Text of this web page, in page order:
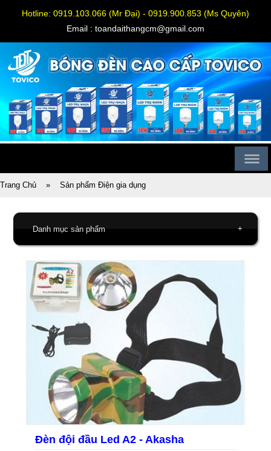
Hotline: 0919.103.066 (Mr Đại) - 0919.900.853 (Ms Quyên)
Email : toandaithangcm@gmail.com
Trang Chủ » Sản phẩm Điện gia dụng
Danh mục sản phẩm +
Đèn đội đầu Led A2 - Akasha